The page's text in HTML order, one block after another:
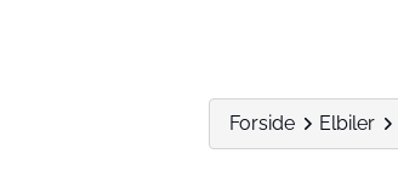
Forside Elbiler